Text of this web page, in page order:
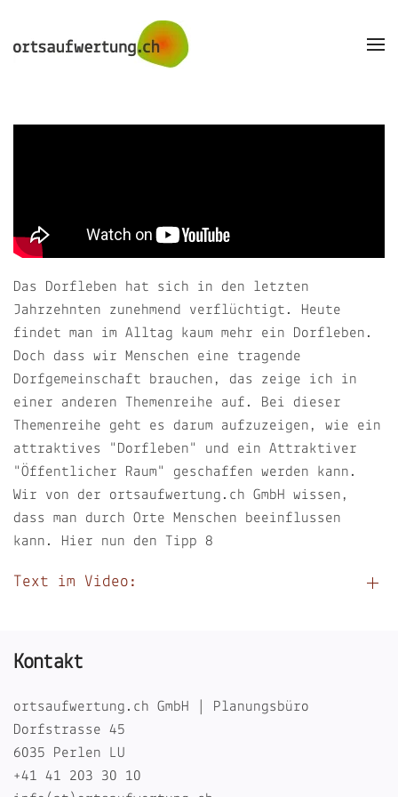
Skip to main content
Das Dorfleben hat sich in den letzten
Jahrzehnten zunehmend verflüchtigt. Heute
findet man im Alltag kaum mehr ein Dorfleben.
Doch dass wir Menschen eine tragende
Dorfgemeinschaft brauchen, das zeige ich in
einer anderen Themenreihe auf. Bei dieser
Themenreihe geht es darum aufzuzeigen, wie ein
attraktives "Dorfleben" und ein Attraktiver
"Öffentlicher Raum" geschaffen werden kann.
Wir von der ortsaufwertung.ch GmbH wissen,
dass man durch Orte Menschen beeinflussen
kann. Hier nun den Tipp 8
Text im Video:
Kontakt
ortsaufwertung.ch GmbH | Planungsbüro
Dorfstrasse 45
6035 Perlen LU
+41 41 203 30 10